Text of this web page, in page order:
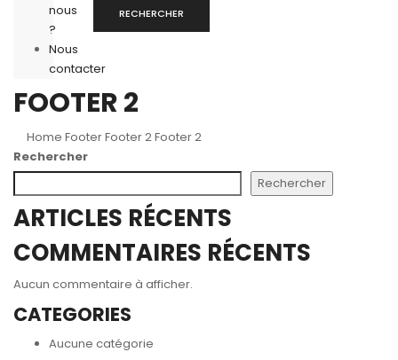
nous
?
Nous
contacter
RECHERCHER
FOOTER 2
Home FooterFooter 2Footer 2
Rechercher
Rechercher
ARTICLES RÉCENTS
COMMENTAIRES RÉCENTS
Aucun commentaire à afficher.
CATEGORIES
Aucune catégorie